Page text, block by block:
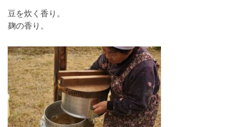
豆を炊く香り。
麹の香り。